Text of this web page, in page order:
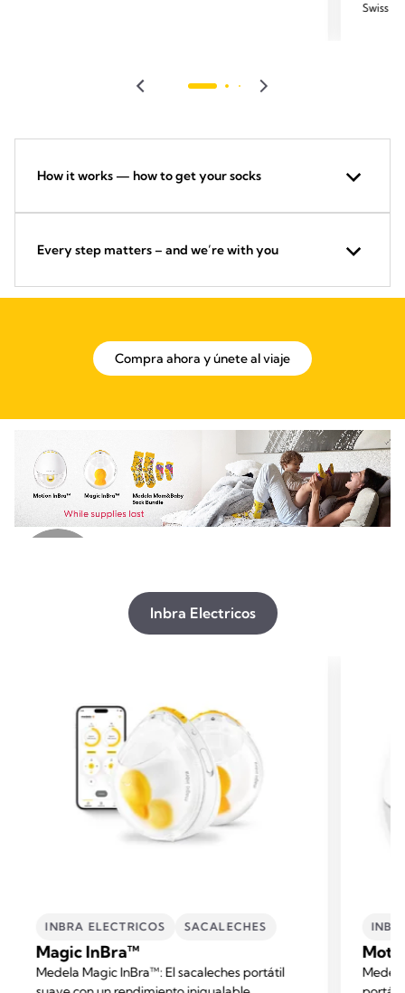
Swiss
How it works — how to get your socks
Every step matters – and we’re with you
Compra ahora y únete al viaje
Inbra Electricos
INBRA ELECTRICOS SACALECHES
Magic InBra™
Medela Magic InBra™: El sacaleches portátil